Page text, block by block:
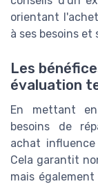
orientant
à ses besoins et
Les
évaluation
En mettant
besoins de
achat
Cela garantit
mais